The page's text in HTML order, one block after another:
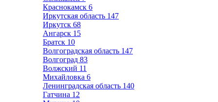
Краснокамск 6
Иркутская область 147
Иркутск 68
Ангарск 15
Братск 10
Волгоградская область 147
Волгоград 83
Волжский 11
Михайловка 6
Ленинградская область 140
Гатчина 12